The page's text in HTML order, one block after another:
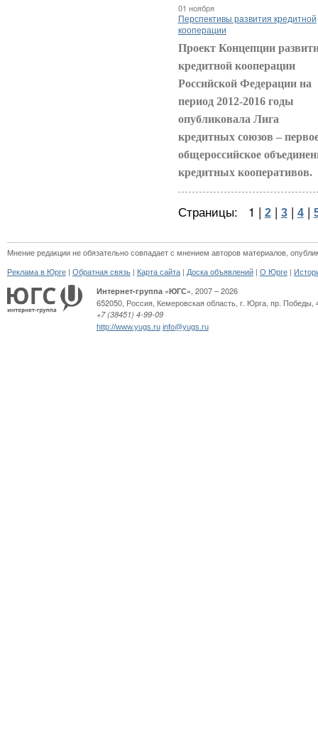
01 ноября
Перспективы развития кредитной
кооперации
Проект Концепции
кредитной кооперации
Российской Федерации на
период 2012-2016 годы
опубликовала Лига
кредитных союзов –
общероссийское
кредитных кооперативов.
Страницы: 1 | 2| 3| 4|
Мнение редакции не обязательно совпадает с мнением авторов материалов,
Реклама в Юрге| Обратная связь| Карта сайта| Доска объявлений| О Юрге|
Интернет-группа «ЮГС» , 2007 – 2026
652050, Россия, Кемеровская область, г. Юрга, пр. Победы,
+7 (38451) 4-99-09
http://www.yugs.ru info@yugs.ru